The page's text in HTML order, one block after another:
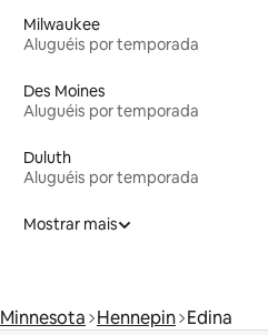
Milwaukee
Aluguéis por temporada
Des Moines
Aluguéis por temporada
Duluth
Aluguéis por temporada
Mostrar mais
Minnesota Hennepin Edina